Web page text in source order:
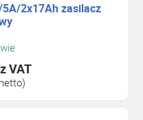
5A/2x17Ah zasilacz
VAT